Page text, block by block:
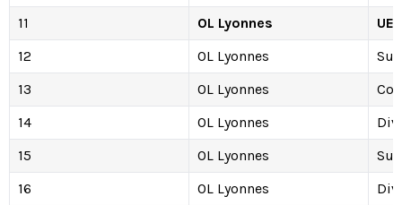
11
OL Lyonnes
12
OL Lyonnes
13
OL Lyonnes
14
OL Lyonnes
15
OL Lyonnes
16
OL Lyonnes